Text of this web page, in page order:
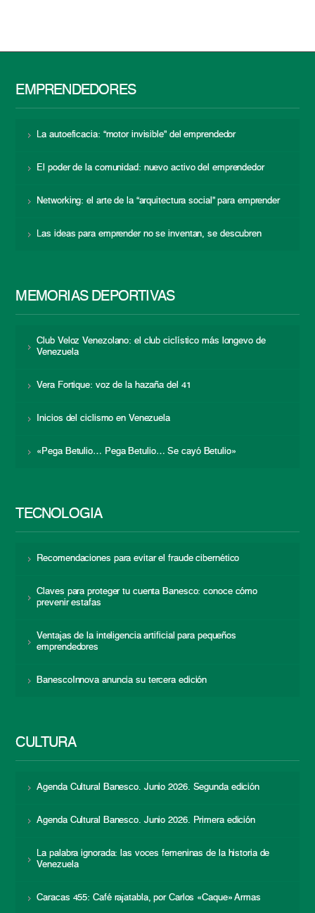
EMPRENDEDORES
La autoeficacia: “motor invisible” del emprendedor
El poder de la comunidad: nuevo activo del emprendedor
Networking: el arte de la “arquitectura social” para emprender
Las ideas para emprender no se inventan, se descubren
MEMORIAS DEPORTIVAS
Club Veloz Venezolano: el club ciclístico más longevo de
Venezuela
Vera Fortique: voz de la hazaña del 41
Inicios del ciclismo en Venezuela
«Pega Betulio… Pega Betulio… Se cayó Betulio»
TECNOLOGÍA
Recomendaciones para evitar el fraude cibernético
Claves para proteger tu cuenta Banesco: conoce cómo
prevenir estafas
Ventajas de la inteligencia artificial para pequeños
emprendedores
BanescoInnova anuncia su tercera edición
CULTURA
Agenda Cultural Banesco. Junio 2026. Segunda edición
Agenda Cultural Banesco. Junio 2026. Primera edición
La palabra ignorada: las voces femeninas de la historia de
Venezuela
Caracas 455: Café rajatabla, por Carlos «Caque» Armas